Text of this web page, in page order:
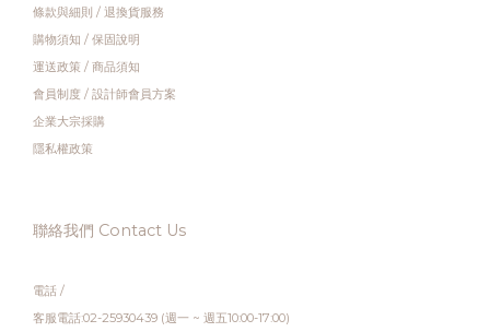
條款與細則 / 退換貨服務
購物須知 / 保固說明
運送政策 / 商品須知
會員制度 / 設計師會員方案
企業大宗採購
隱私權政策
聯絡我們 Contact Us
電話 /
客服電話:02-25930439 (週一 ~ 週五10:00-17:00)